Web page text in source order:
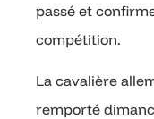
passé et
compétition.
La cavalière
remporté